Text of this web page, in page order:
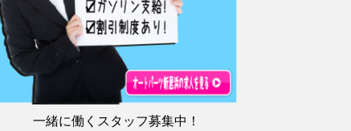
一緒に働くスタッフ募集中！